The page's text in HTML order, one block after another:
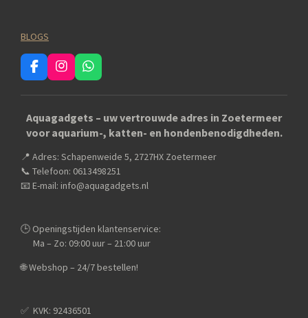
BLOGS
F
a
c
b
o
k
I
n
s
a
g
a
m
W
h
a
s
A
p
Aquagadgets – uw vertrouwde adres in Zoetermeer
voor aquarium-, katten- en hondenbenodigdheden.
📍 Adres: Schapenweide 5, 2727HX Zoetermeer
📞 Telefoon: 0613498251
📧 E-mail: info@aquagadgets.nl
🕒 Openingstijden klantenservice:
Ma – Zo: 09:00 uur – 21:00 uur
🌐 Webshop – 24/7 bestellen!
✅️ KVK: 92436501